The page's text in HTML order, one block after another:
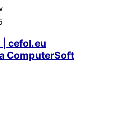
cefol.eu
ComputerSoft